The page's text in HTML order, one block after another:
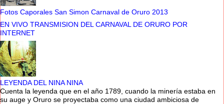
Fotos Caporales San Simon Carnaval de Oruro 2013
EN VIVO TRANSMISION DEL CARNAVAL DE ORURO POR
INTERNET
LEYENDA DEL NINA NINA
Cuenta la leyenda que en el año 1789, cuando la minería estaba en
su auge y Oruro se proyectaba como una ciudad ambiciosa de